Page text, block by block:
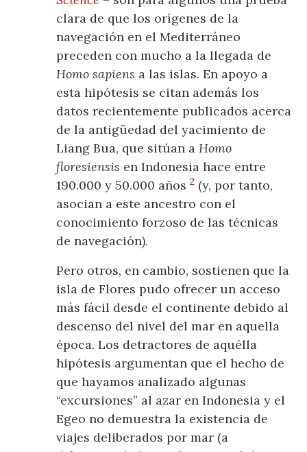
clara de que los orígenes de la
navegación en el Mediterráneo
preceden con mucho a la llegada de
Homo sapiens a las islas. En apoyo a
esta hipótesis se citan además los
datos recientemente publicados acerca
de la antigüedad del yacimiento de
Liang Bua, que sitúan aHomo
floresiensis en Indonesia hace entre
190.000 y 50.000 años2 (y, por tanto,
asocian a este ancestro con el
conocimiento forzoso de las técnicas
de navegación).
Pero otros, en cambio, sostienen que la
isla de Flores pudo ofrecer un acceso
más fácil desde el continente debido al
descenso del nivel del mar en aquella
época. Los detractores de aquélla
hipótesis argumentan que el hecho de
que hayamos analizado algunas
“excursiones” al azar en Indonesia y el
Egeo no demuestra la existencia de
viajes deliberados por mar (a